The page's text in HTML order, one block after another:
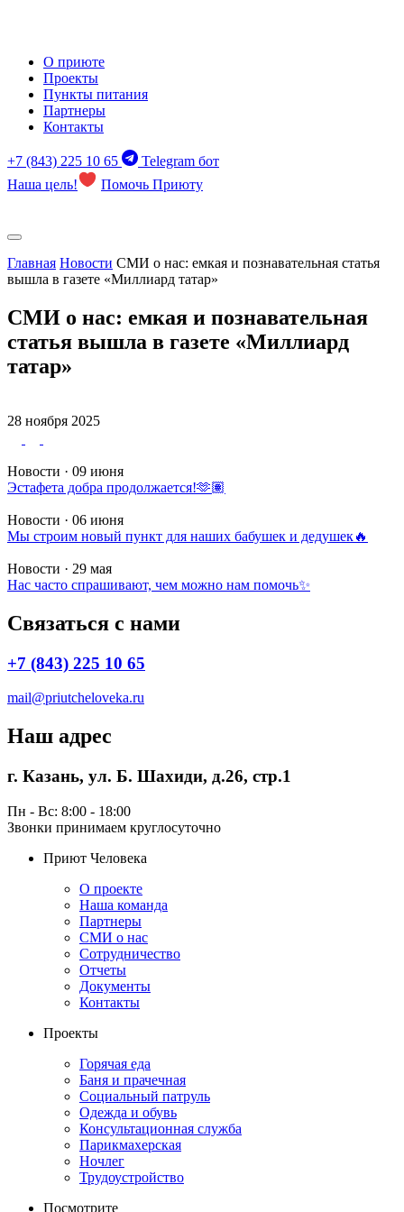
О приюте
Проекты
Пункты питания
Партнеры
Контакты
+7 (843) 225 10 65
Telegram бот
Наша цель!
Помочь Приюту
Главная Новости СМИ о нас: емкая и познавательная статья
вышла в газете «Миллиард татар»
СМИ о нас: емкая и познавательная
статья вышла в газете «Миллиард
татар»
28 ноября 2025
Новости · 09 июня
Эстафета добра продолжается!🫶🏽
Новости · 06 июня
Мы строим новый пункт для наших бабушек и дедушек🔥
Новости · 29 мая
Нас часто спрашивают, чем можно нам помочь✨
Связаться с нами
+7 (843) 225 10 65
mail@priutcheloveka.ru
Наш адрес
г. Казань, ул. Б. Шахиди, д.26, стр.1
Пн - Вс: 8:00 - 18:00
Звонки принимаем круглосуточно
Приют Человека
О проекте
Наша команда
Партнеры
СМИ о нас
Сотрудничество
Отчеты
Документы
Контакты
Проекты
Горячая еда
Баня и прачечная
Социальный патруль
Одежда и обувь
Консультационная служба
Парикмахерская
Ночлег
Трудоустройство
Посмотрите